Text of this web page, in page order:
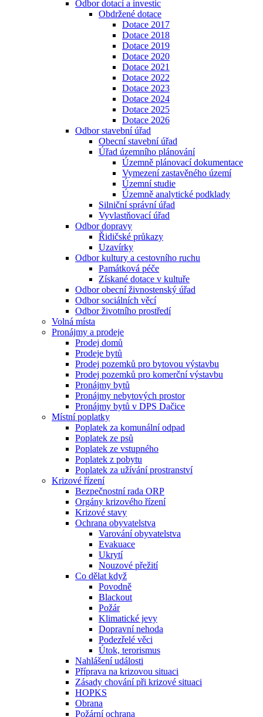
Odbor dotací a investic
Obdržené dotace
Dotace 2017
Dotace 2018
Dotace 2019
Dotace 2020
Dotace 2021
Dotace 2022
Dotace 2023
Dotace 2024
Dotace 2025
Dotace 2026
Odbor stavební úřad
Obecní stavební úřad
Úřad územního plánování
Územně plánovací dokumentace
Vymezení zastavěného území
Územní studie
Územně analytické podklady
Silniční správní úřad
Vyvlastňovací úřad
Odbor dopravy
Řidičské průkazy
Uzavírky
Odbor kultury a cestovního ruchu
Památková péče
Získané dotace v kultuře
Odbor obecní živnostenský úřad
Odbor sociálních věcí
Odbor životního prostředí
Volná místa
Pronájmy a prodeje
Prodej domů
Prodeje bytů
Prodej pozemků pro bytovou výstavbu
Prodej pozemků pro komerční výstavbu
Pronájmy bytů
Pronájmy nebytových prostor
Pronájmy bytů v DPS Dačice
Místní poplatky
Poplatek za komunální odpad
Poplatek ze psů
Poplatek ze vstupného
Poplatek z pobytu
Poplatek za užívání prostranství
Krizové řízení
Bezpečnostní rada ORP
Orgány krizového řízení
Krizové stavy
Ochrana obyvatelstva
Varování obyvatelstva
Evakuace
Ukrytí
Nouzové přežití
Co dělat když
Povodně
Blackout
Požár
Klimatické jevy
Dopravní nehoda
Podezřelé věci
Útok, terorismus
Nahlášení události
Příprava na krizovou situaci
Zásady chování při krizové situaci
HOPKS
Obrana
Požární ochrana